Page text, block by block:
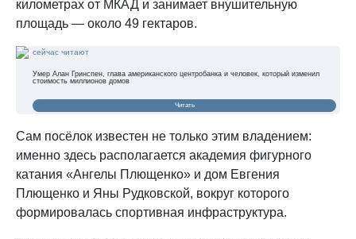
километрах от МКАД и занимает внушительную
площадь — около 49 гектаров.
сейчас читают
Умер Алан Гринспен, глава американского центробанка и человек, который изменил
стоимость миллионов домов
Читать
Сам посёлок известен не только этим владением:
именно здесь располагается академия фигурного
катания «Ангелы Плющенко» и дом Евгения
Плющенко и Яны Рудковской, вокруг которого
формировалась спортивная инфраструктура.